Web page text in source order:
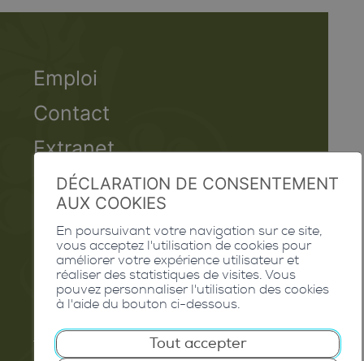
Emploi
Contact
Extranet
Valais Excellence
Commune de Conthey
Route de Savoie 54
T. 027 345 45 45
DÉCLARATION DE CONSENTEMENT
AUX COOKIES
En poursuivant votre navigation sur ce site,
vous acceptez l'utilisation de cookies pour
améliorer votre expérience utilisateur et
réaliser des statistiques de visites. Vous
pouvez personnaliser l'utilisation des cookies
à l'aide du bouton ci-dessous.
Tout accepter